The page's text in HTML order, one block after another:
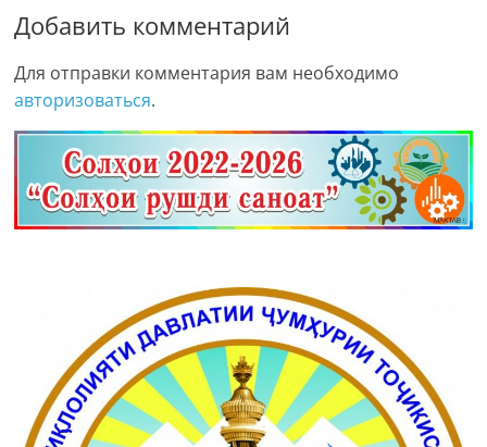
Добавить комментарий
Для отправки комментария вам необходимо
авторизоваться.